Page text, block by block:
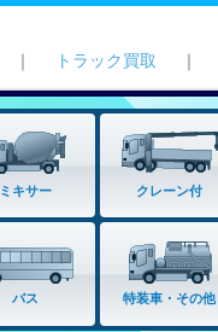
｜ トラック買取 ｜
ミキサー クレーン付
バス 特装車・その他